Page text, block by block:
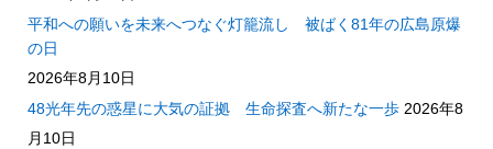
平和への願いを未来へつなぐ灯籠流し 被ばく81年の広島原爆
の日
2026年8月10日
48光年先の惑星に大気の証拠 生命探査へ新たな一歩 2026年8
月10日